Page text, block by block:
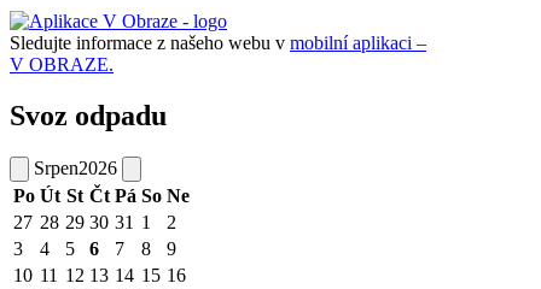
Sledujte informace z našeho webu v mobilní aplikaci –
V OBRAZE.
Svoz odpadu
Srpen2026
Po Út St Čt Pá So Ne
27 28 29 30 31 1
2
3
4 5 6 7 8
9
10 11 12 13 14 15 16